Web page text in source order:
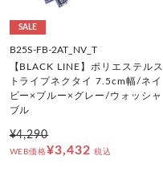
SALE
B25S-FB-2AT_NV_T
【BLACK LINE】ポリエステルス
トライプネクタイ 7.5cm幅/ネイ
ビー×ブルー×グレー/ウォッシャ
ブル
¥4,290
WEB価格¥3,432 税込